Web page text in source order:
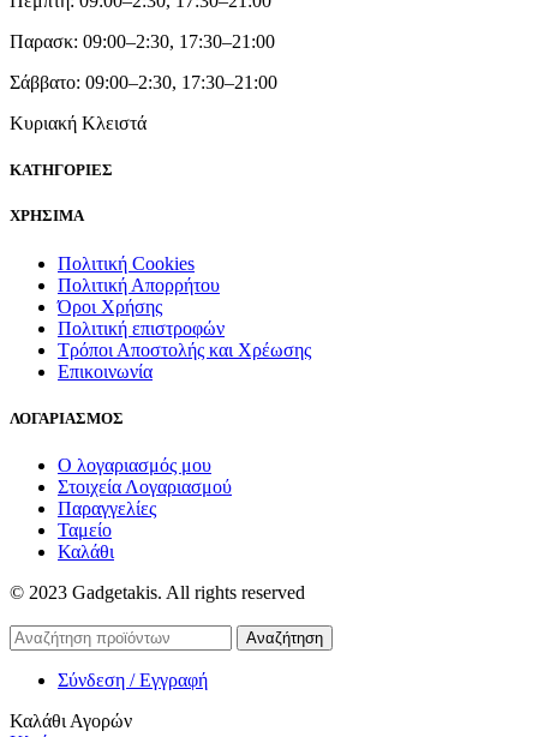
Παρασκ: 09:00–2:30, 17:30–21:00
Σάββατο: 09:00–2:30, 17:30–21:00
Κυριακή Κλειστά
ΚΑΤΗΓΟΡΙΕΣ
ΧΡΗΣΙΜΑ
Πολιτική Cookies
Πολιτική Απορρήτου
Όροι Χρήσης
Πολιτική επιστροφών
Τρόποι Αποστολής και Χρέωσης
Επικοινωνία
ΛΟΓΑΡΙΑΣΜΟΣ
Ο λογαριασμός μου
Στοιχεία Λογαριασμού
Παραγγελίες
Ταμείο
Καλάθι
© 2023 Gadgetakis. All rights reserved
Αναζήτηση
Σύνδεση / Εγγραφή
Καλάθι Αγορών